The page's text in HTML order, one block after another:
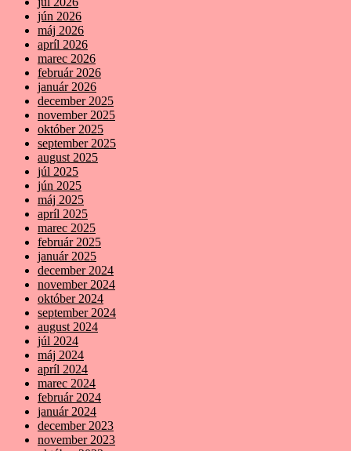
jún 2026
máj 2026
apríl 2026
marec 2026
február 2026
január 2026
december 2025
november 2025
október 2025
september 2025
august 2025
júl 2025
jún 2025
máj 2025
apríl 2025
marec 2025
február 2025
január 2025
december 2024
november 2024
október 2024
september 2024
august 2024
júl 2024
máj 2024
apríl 2024
marec 2024
február 2024
január 2024
december 2023
november 2023